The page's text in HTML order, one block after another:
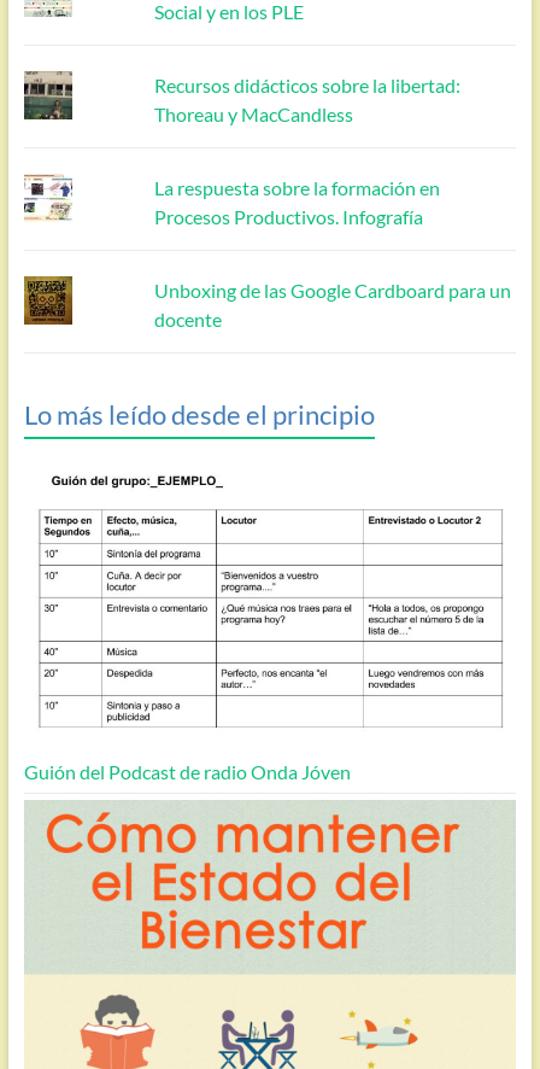
Social y en los PLE
Recursos didácticos sobre la libertad:
Thoreau y MacCandless
La respuesta sobre la formación en
Procesos Productivos. Infografía
Unboxing de las Google Cardboard para un
docente
Lo más leído desde el principio
Guión del Podcast de radio Onda Jóven